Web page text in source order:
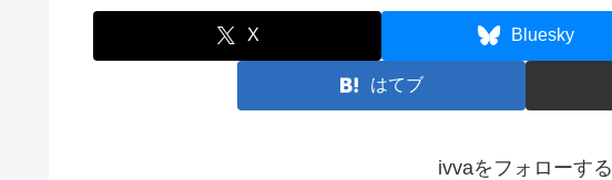
X Bluesky
はてブ
ivvaをフォローする